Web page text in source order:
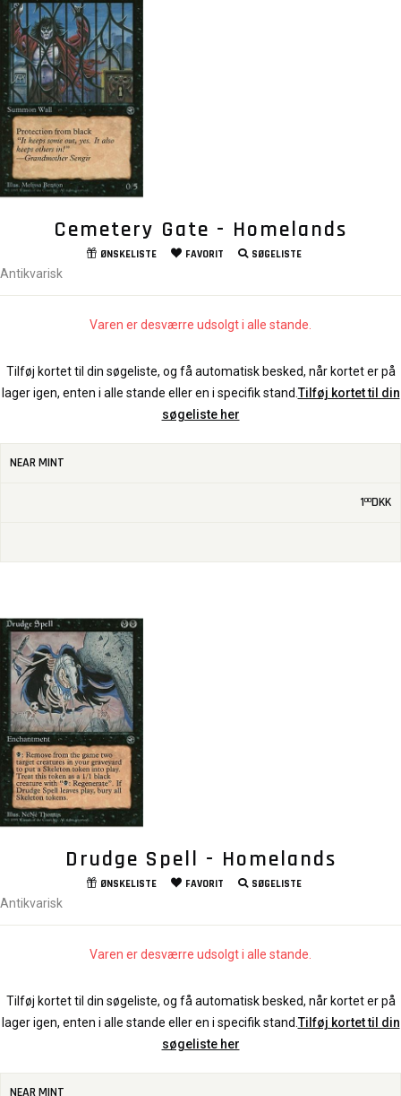
Cemetery Gate - Homelands
ØNSKELISTE FAVORIT SØGELISTE
Antikvarisk
Varen er desværre udsolgt i alle stande.
Tilføj kortet til din søgeliste, og få automatisk besked, når kortet er på
lager igen, enten i alle stande eller en i specifik stand.Tilføj kortet til din
søgeliste her
NEAR MINT
100DKK
Drudge Spell - Homelands
ØNSKELISTE FAVORIT SØGELISTE
Antikvarisk
Varen er desværre udsolgt i alle stande.
Tilføj kortet til din søgeliste, og få automatisk besked, når kortet er på
lager igen, enten i alle stande eller en i specifik stand. Tilføj kortet til din
søgeliste her
NEAR MINT